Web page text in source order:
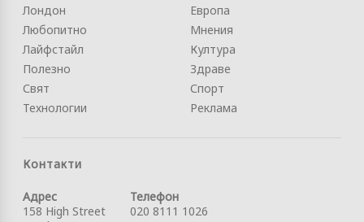
Лондон
Любопитно
Лайфстайл
Полезно
Свят
Технологии
Европа
Мнения
Култура
Здраве
Спорт
Реклама
Контакти
Адрес
158 High Street
Телефон
020 8111 1026